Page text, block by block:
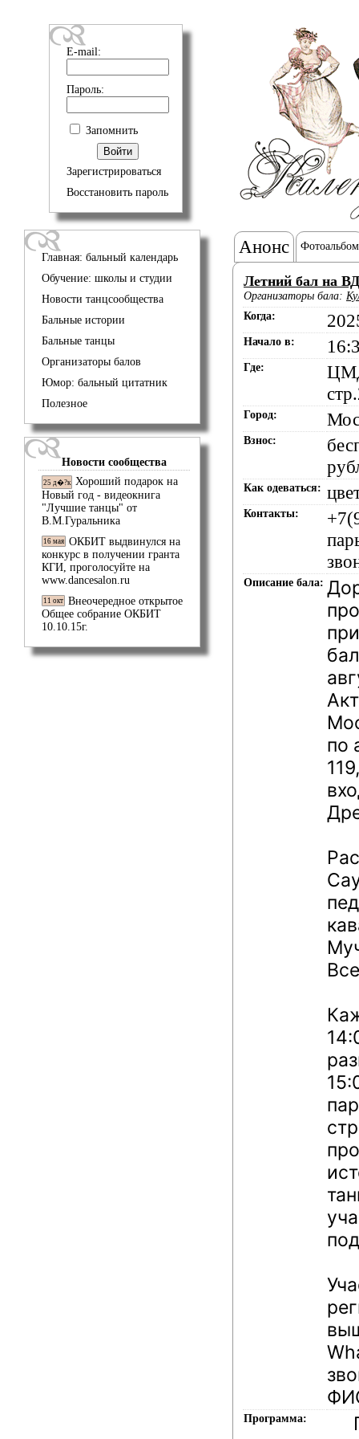
E-mail:
Пароль:
Запомнить
Зарегистрироваться
Восстановить пароль
Главная: бальный календарь
Обучение: школы и студии
Новости танцсообщества
Бальные истории
Бальные танцы
Организаторы балов
Юмор: бальный цитатник
Полезное
Новости сообщества
25 д�?к Хороший подарок на
Новый год - видеокнига
"Лучшие танцы" от
В.М.Гуральника
16 мая ОКБИТ выдвинулся на
конкурс в получении гранта
КГИ, проголосуйте на
www.dancesalon.ru
11 окт Внеочередное открытое
Общее собрание ОКБИТ
10.10.15г.
Анонс Фотоальбом
Летний бал на
Организаторы бала:
Когда:
Начало в:
Где:
Город:
Взнос:
Как одеваться:
Контакты:
Описание бала:
по
Программа: